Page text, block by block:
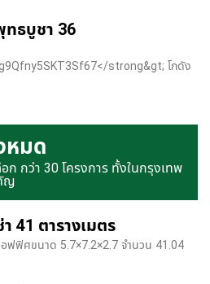
ทธบูชา 36
strong&gt; โกดัง
หมด
อก กว่า 30 โครงการ ทั้งในกรุงเทพ
ญ
41 ตารางเมตร
อฟฟิศขนาด 5.7×7.2×2.7 จำนวน 41.04